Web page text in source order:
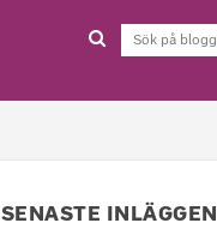
SENASTE INLÄGGEN